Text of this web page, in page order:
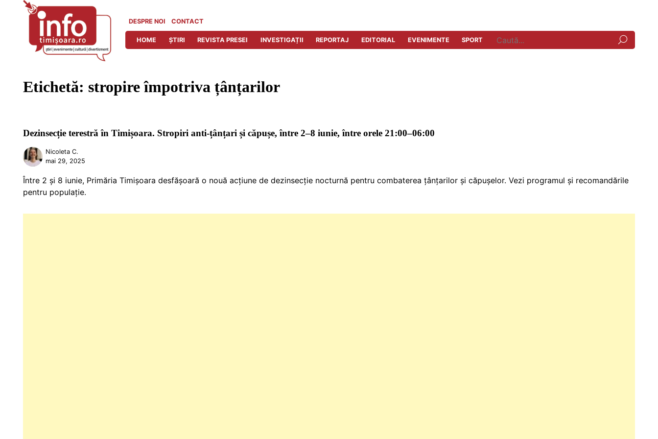
DESPRE NOI CONTACT
HOME ȘTIRI REVISTA PRESEI INVESTIGAȚII REPORTAJ EDITORIAL EVENIMENTE SPORT
Etichetă: stropire împotriva țânțarilor
Dezinsecție terestră în Timișoara. Stropiri anti-țânțari și căpușe, între 2–8 iunie, între orele 21:00–06:00
Nicoleta C.
mai 29, 2025
Între 2 și 8 iunie, Primăria Timișoara desfășoară o nouă acțiune de dezinsecție nocturnă pentru combaterea țânțarilor și căpușelor. Vezi programul și recomandările
pentru populație.